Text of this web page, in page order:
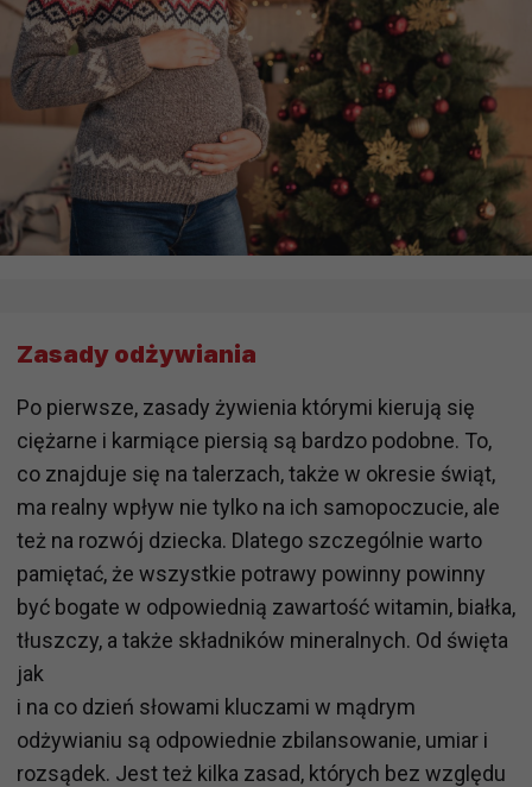
Zasady odżywiania
Po pierwsze, zasady żywienia którymi kierują się
ciężarne i karmiące piersią są bardzo podobne. To,
co znajduje się na talerzach, także w okresie świąt,
ma realny wpływ nie tylko na ich samopoczucie, ale
też na rozwój dziecka. Dlatego szczególnie warto
pamiętać, że wszystkie potrawy powinny powinny
być bogate w odpowiednią zawartość witamin, białka,
tłuszczy, a także składników mineralnych. Od święta
jak
i na co dzień słowami kluczami w mądrym
odżywianiu są odpowiednie zbilansowanie, umiar i
rozsądek. Jest też kilka zasad, których bez względu